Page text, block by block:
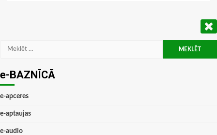
Meklēt:
e-BAZNĪCĀ
e-apceres
e-aptaujas
e-audio